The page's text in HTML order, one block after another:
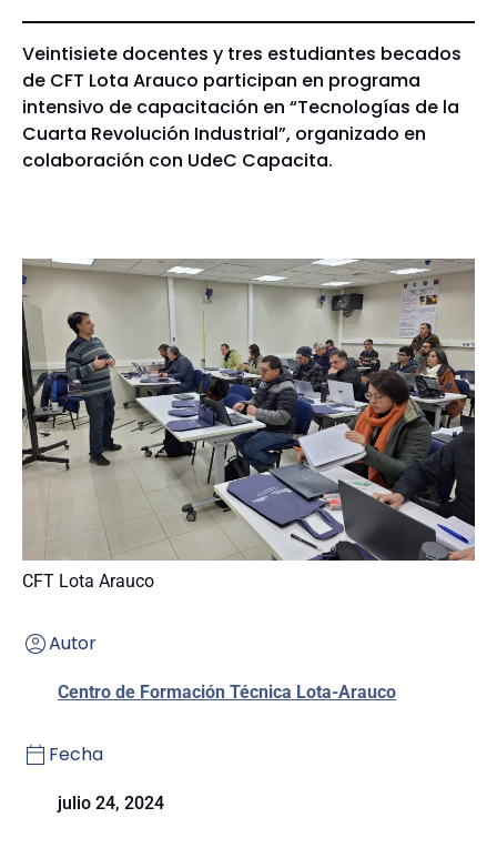
Veintisiete docentes y tres estudiantes becados
de CFT Lota Arauco participan en programa
intensivo de capacitación en “Tecnologías de la
Cuarta Revolución Industrial”, organizado en
colaboración con UdeC Capacita.
CFT Lota Arauco
Autor
Centro de Formación Técnica Lota-Arauco
Fecha
julio 24, 2024